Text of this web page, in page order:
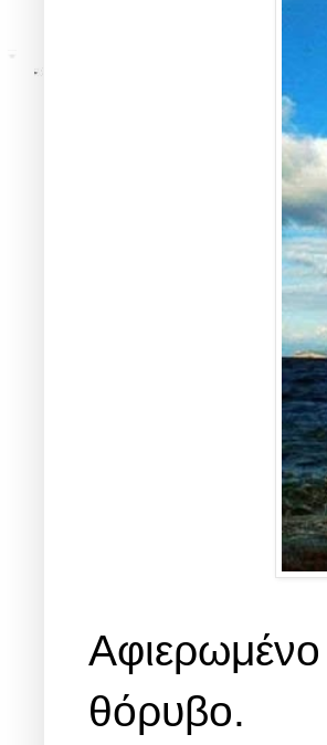
Αφιερωμένο
θόρυβο.